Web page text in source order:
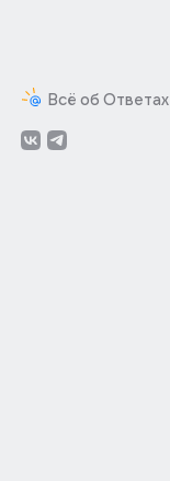
Всё об Ответах